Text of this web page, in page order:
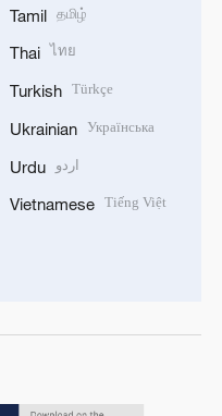
Tamil தமிழ்
Thai ไทย
Turkish Türkçe
Ukrainian Українська
Urdu اردو
Vietnamese Tiếng Việt